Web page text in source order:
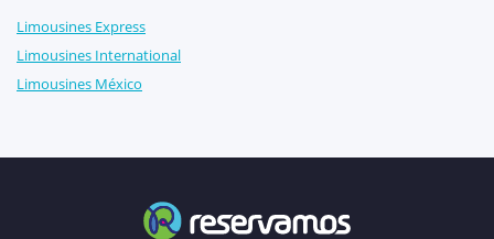
Limousines Express
Limousines International
Limousines México